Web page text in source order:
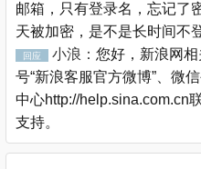
邮箱，只有登录名，忘记了
天被加密，是不是长时间不
回应 小浪： 您好，新浪网
号“新浪客服官方微博”、微
中心http://help.sina.com.cn
支持。